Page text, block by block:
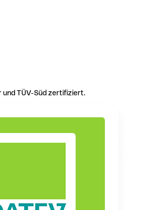
und TÜV-Süd zertifiziert.